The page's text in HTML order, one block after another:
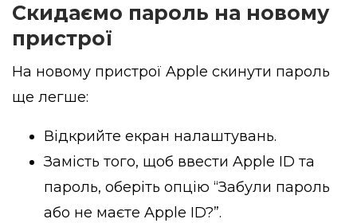
Скидаємо пароль на новому
пристрої
На новому пристрої Apple скинути пароль
ще легше:
Відкрийте екран налаштувань.
Замість того, щоб ввести Apple ID та
пароль, оберіть опцію “Забули пароль
або не маєте Apple ID?”.